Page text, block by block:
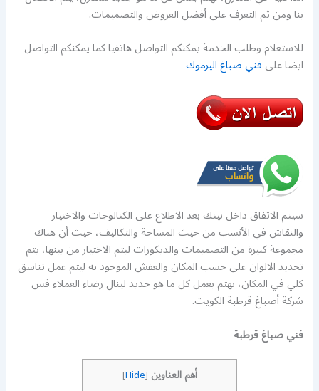
بنا ومن ثم التعرف على أفضل العروض والتصميمات.
للاستعلام وطلب الخدمة يمكنكم التواصل هاتفيا كما يمكنكم التواصل
ايضا علىفني صباغ اليرموك
سيتم الاتفاق داخل بيتك بعد الاطلاع على الكتالوجات والاختيار
والنقاش في الأنسب من حيث المساحة والتكاليف، حيث أن هناك
مجموعة كبيرة من التصميمات والديكورات ليتم الاختيار من بينها، يتم
تحديد الالوان على حسب المكان والعفش الموجود به ليتم عمل تناسق
كلي في المكان، نهتم بعمل كل ما هو جديد لينال رضاء العملاء فس
شركة أصباغ قرطبة الكويت.
فني صباغ قرطبة
أهم العناوين [
Hide
]